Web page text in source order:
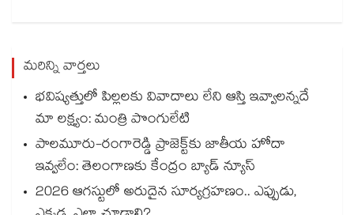
మరిన్ని వార్తలు
భవిష్యత్తులో పిల్లలకు వివాదాలు లేని ఆస్తి ఇవ్వాలన్నదే
మా లక్ష్యం: మంత్రి పొంగులేటి
పాలమూరు-రంగారెడ్డి ప్రాజెక్ట్‎కు జాతీయ హోదా
ఇవ్వలేం: తెలంగాణకు కేంద్రం బ్యాడ్ న్యూస్
2026 ఆగస్టులో అరుదైన సూర్యగ్రహణం.. ఎప్పుడు,